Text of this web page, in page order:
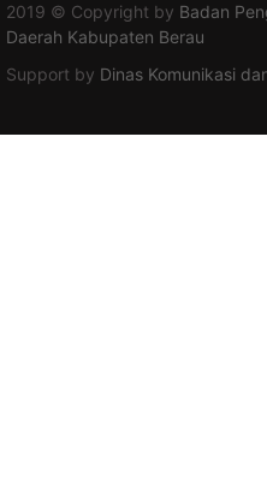
2019 © Copyright by Badan
Daerah Kabupaten Berau
Support by Dinas Komunikasi